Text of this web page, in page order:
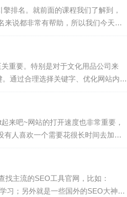
排名。就前面的课程我们了解到，
来说都非常有帮助，所以我们今天就
网站速度原理这里的网站速度，更专
三种情况：I、网站加载不出来，需
重要。特别是对于文化用品公司来
通过合理选择关键字、优化网站内
排名，吸引更多潜在客户。而为了增
传，提升客户满意度和忠诚度。通过
么拥…
来吧~网站的打开速度也非常重要，
有人喜欢一个需要花很长时间去加载
。快速加载的网站是技术型SEO的核
到你的页面跳出率飙升，这会不利于
找主流的SEO工具官网，比如：
习；另外就是一些国外的SEO大神博